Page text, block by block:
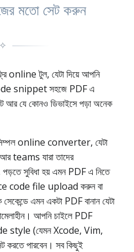
মতো সেট করুন
✧
টুল, যেটা দিয়ে আপনি
snippet সহজে PDF এ
আর যে কোনও ডিভাইসে পড়া অনেক
online converter, যেটা
যারা তাদের
সুবিধা হয় এমন PDF এ নিতে
code file upload করুন বা
এমন একটা PDF বানান যেটা
আপনি চাইলে PDF
style (যেমন Xcode, Vim,
পারবেন। সব কিছুই